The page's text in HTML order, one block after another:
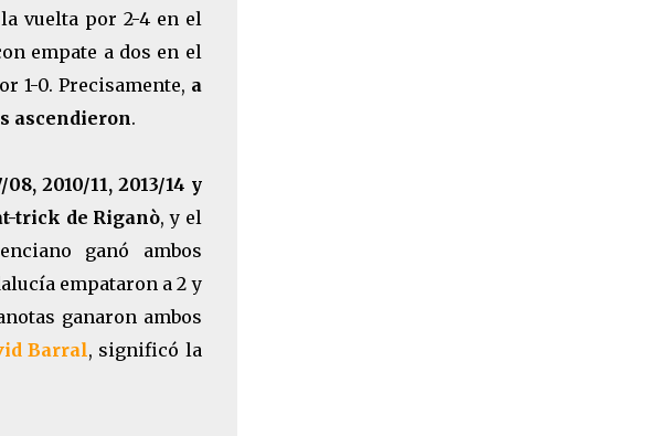
vuelta por 2-4 en el
empate a dos en el
1-0. Precisamente, a
ascendieron.
2010/11, 2013/14 y
trick de Riganò, y el
ganó ambos
empataron a 2 y
ganaron ambos
Barral, significó la